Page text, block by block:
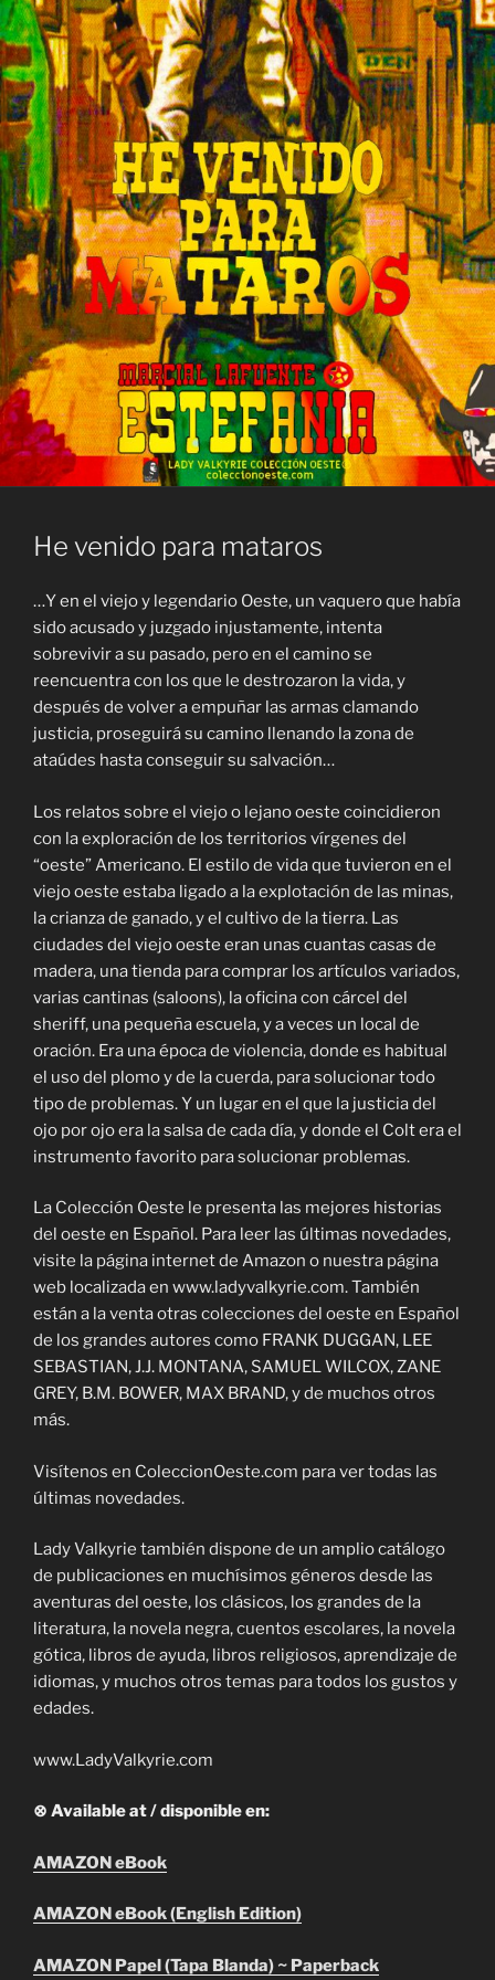
He venido para mataros
…Y en el viejo y legendario Oeste, un vaquero que había
sido acusado y juzgado injustamente, intenta
sobrevivir a su pasado, pero en el camino se
reencuentra con los que le destrozaron la vida, y
después de volver a empuñar las armas clamando
justicia, proseguirá su camino llenando la zona de
ataúdes hasta conseguir su salvación…
Los relatos sobre el viejo o lejano oeste coincidieron
con la exploración de los territorios vírgenes del
“oeste” Americano. El estilo de vida que tuvieron en el
viejo oeste estaba ligado a la explotación de las minas,
la crianza de ganado, y el cultivo de la tierra. Las
ciudades del viejo oeste eran unas cuantas casas de
madera, una tienda para comprar los artículos variados,
varias cantinas (saloons), la oficina con cárcel del
sheriff, una pequeña escuela, y a veces un local de
oración. Era una época de violencia, donde es habitual
el uso del plomo y de la cuerda, para solucionar todo
tipo de problemas. Y un lugar en el que la justicia del
ojo por ojo era la salsa de cada día, y donde el Colt era el
instrumento favorito para solucionar problemas.
La Colección Oeste le presenta las mejores historias
del oeste en Español. Para leer las últimas novedades,
visite la página internet de Amazon o nuestra página
web localizada en www.ladyvalkyrie.com. También
están a la venta otras colecciones del oeste en Español
de los grandes autores como FRANK DUGGAN, LEE
SEBASTIAN, J.J. MONTANA, SAMUEL WILCOX, ZANE
GREY, B.M. BOWER, MAX BRAND, y de muchos otros
más.
Visítenos en ColeccionOeste.com para ver todas las
últimas novedades.
Lady Valkyrie también dispone de un amplio catálogo
de publicaciones en muchísimos géneros desde las
aventuras del oeste, los clásicos, los grandes de la
literatura, la novela negra, cuentos escolares, la novela
gótica, libros de ayuda, libros religiosos, aprendizaje de
idiomas, y muchos otros temas para todos los gustos y
edades.
www.LadyValkyrie.com
⊗ Available at / disponible en:
AMAZON eBook
AMAZON eBook (English Edition)
AMAZON Papel (Tapa Blanda) ~ Paperback